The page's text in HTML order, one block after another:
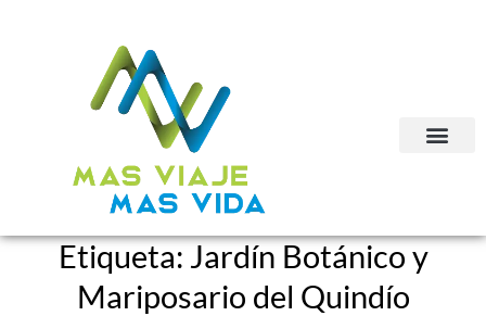
Etiqueta:Jardín Botánico y
Mariposario del Quindío